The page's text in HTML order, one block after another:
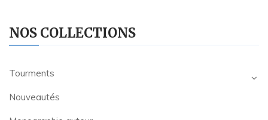
NOS COLLECTIONS
Tourments
Nouveautés